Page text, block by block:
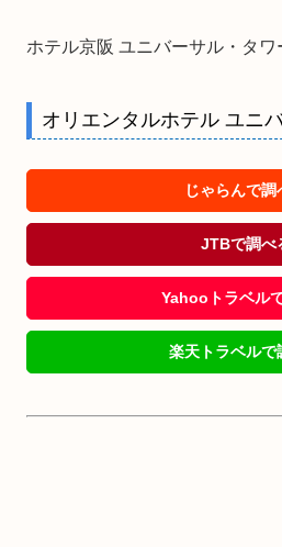
ホテル京阪 ユニバーサル・タワ
オリエンタルホテル ユニ
じゃらんで調
JTBで調べ
Yahooトラベル
楽天トラベルで